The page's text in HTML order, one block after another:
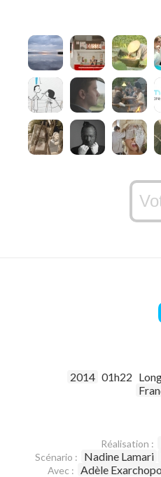
2014 01h22
Réalisation :
Scénario : Nadine Lamari
Avec : Adèle